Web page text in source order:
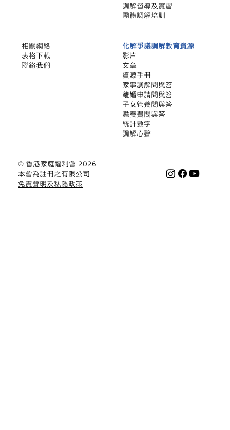
調解督導及實習
團體調解培訓
化解爭議調解教育資源
影片
文章
​資源手冊
家事調解問與答
離婚申請問與答
子女管養問與答
贍養費問與答
統計數字
調解心聲
相關網絡
​表格下載
聯絡我們
© 香港家庭福利會 2026
本會為註冊之有限公司
免責聲明及私隱政策